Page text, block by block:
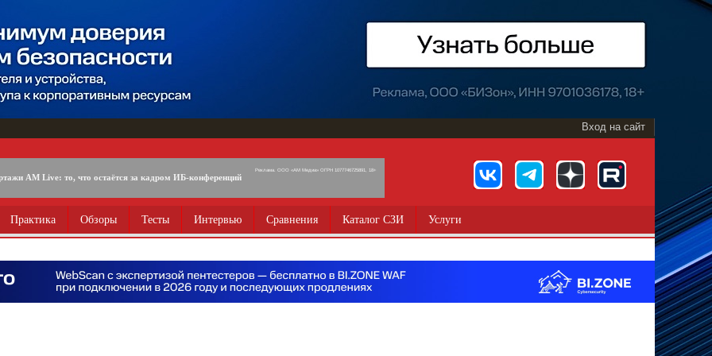
Вход на сайт
AM Live: то, что остаётся за кадром ИБ-конференций
Реклама. ООО «АМ Медиа» ОГРН 1077746725891, 18+
Практика Обзоры Тесты Интервью Сравнения Каталог СЗИ Услуги